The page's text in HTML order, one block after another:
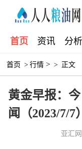
首页 资讯 分析
首页 > 行情 > > 正文
黄金早报：
闻（2023/7/7）
亚汇网